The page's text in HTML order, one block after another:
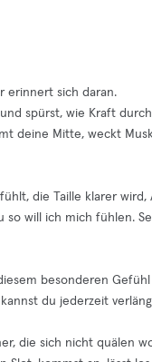
erinnert sich daran.
spürst, wie Kraft
deine Mitte, weckt
die Taille klarer
so will ich mich fühlen.
besonderen
du jederzeit
die sich nicht quälen